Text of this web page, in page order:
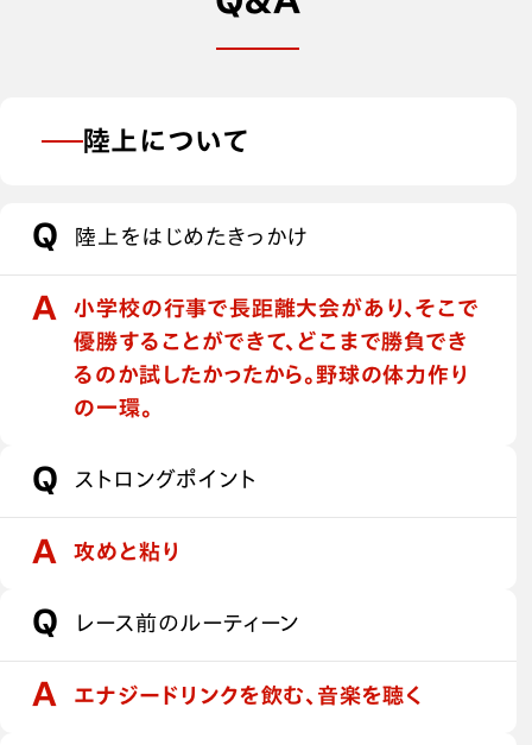
陸上について
陸上をはじめたきっかけ
小学校の行事で長距離大会があり、そこで
優勝することができて、どこまで勝負でき
るのか試したかったから。野球の体力作り
の一環。
ストロングポイント
攻めと粘り
レース前のルーティーン
エナジードリンクを飲む、音楽を聴く